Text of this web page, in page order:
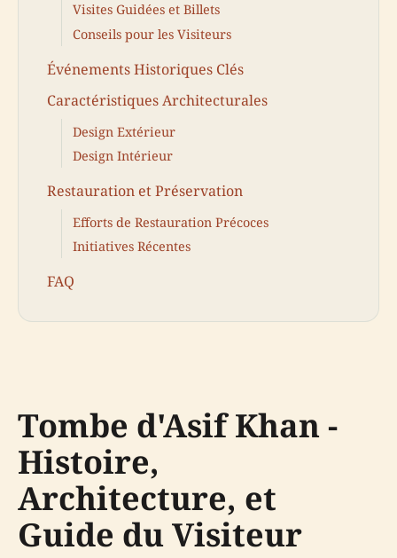
Visites Guidées et Billets
Conseils pour les Visiteurs
Événements Historiques Clés
Caractéristiques Architecturales
Design Extérieur
Design Intérieur
Restauration et Préservation
Efforts de Restauration Précoces
Initiatives Récentes
FAQ
Tombe d'Asif Khan -
Histoire,
Architecture, et
Guide du Visiteur